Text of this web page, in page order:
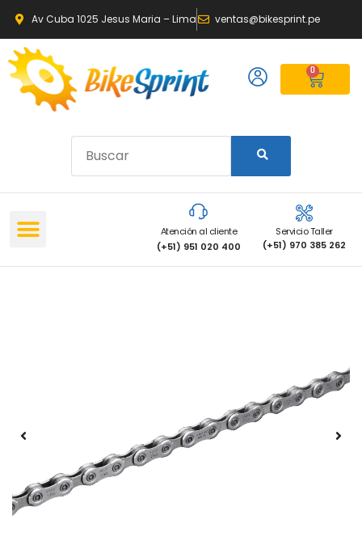
Av Cuba 1025 Jesus Maria – Lima ventas@bikesprint.pe
0
Atención al cliente
(+51) 951 020 400
Servicio Taller
(+51) 970 385 262